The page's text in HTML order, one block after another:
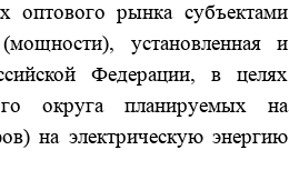
оптового рынка субъектами
установленная и
Федерации, в целях
округа планируемых на
на электрическую энергию